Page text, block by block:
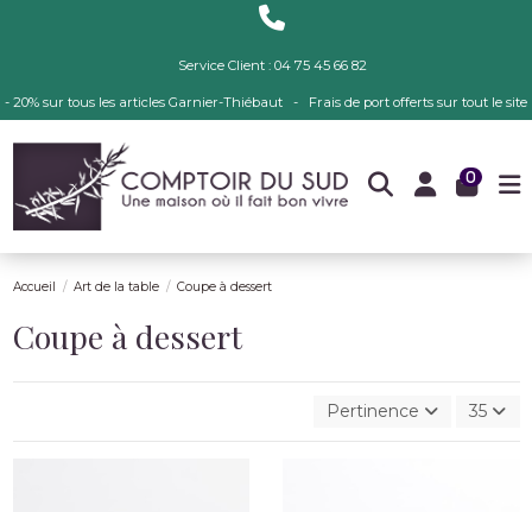
Service Client : 04 75 45 66 82
- 20% sur tous les articles Garnier-Thiébaut - Frais de port offerts sur tout le site
0
Accueil Art de la table Coupe à dessert
Coupe à dessert
Pertinence 35